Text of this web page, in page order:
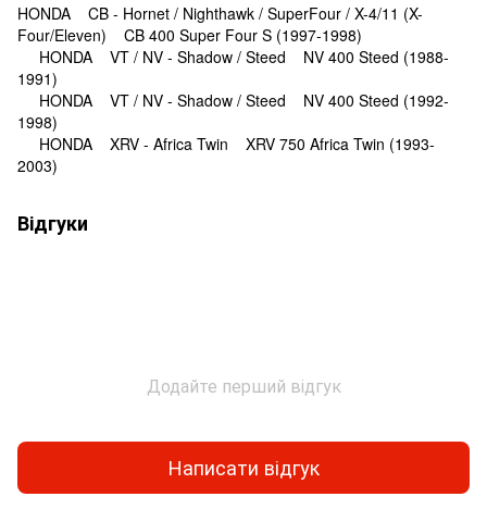
HONDA CB - Hornet / Nighthawk / SuperFour / X-4/11 (X-
Four/Eleven) CB 400 Super Four S (1997-1998)
HONDA VT / NV - Shadow / Steed NV 400 Steed (1988-
1991)
HONDA VT / NV - Shadow / Steed NV 400 Steed (1992-
1998)
HONDA XRV - Africa Twin XRV 750 Africa Twin (1993-
2003)
Відгуки
Додайте перший відгук
Написати відгук